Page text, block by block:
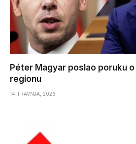
Péter Magyar poslao poruku
regionu
14 TRAVNJA, 2026